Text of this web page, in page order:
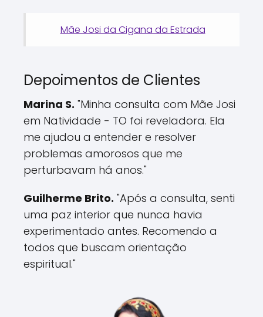
Mãe Josi da Cigana da Estrada
Depoimentos de Clientes
Marina S. "Minha consulta com Mãe Josi
em Natividade - TO foi reveladora. Ela
me ajudou a entender e resolver
problemas amorosos que me
perturbavam há anos."
Guilherme Brito. "Após a consulta, senti
uma paz interior que nunca havia
experimentado antes. Recomendo a
todos que buscam orientação
espiritual."